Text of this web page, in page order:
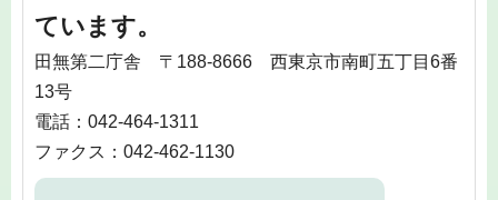
ています。
田無第二庁舎 〒188-8666 西東京市南町五丁目6番
13号
電話：042-464-1311
ファクス：042-462-1130